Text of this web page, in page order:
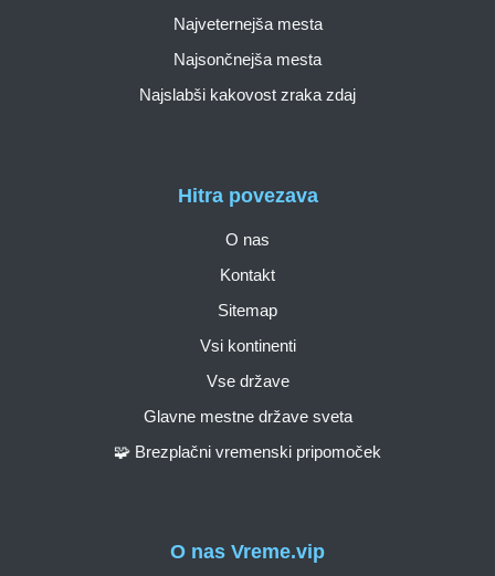
O nas Vreme.vip
Hitra povezava
O nas
Kontakt
Sitemap
Vsi kontinenti
Vse države
Glavne mestne države sveta
🧩 Brezplačni vremenski pripomoček
Najveternejša mesta
Najsončnejša mesta
Najslabši kakovost zraka zdaj